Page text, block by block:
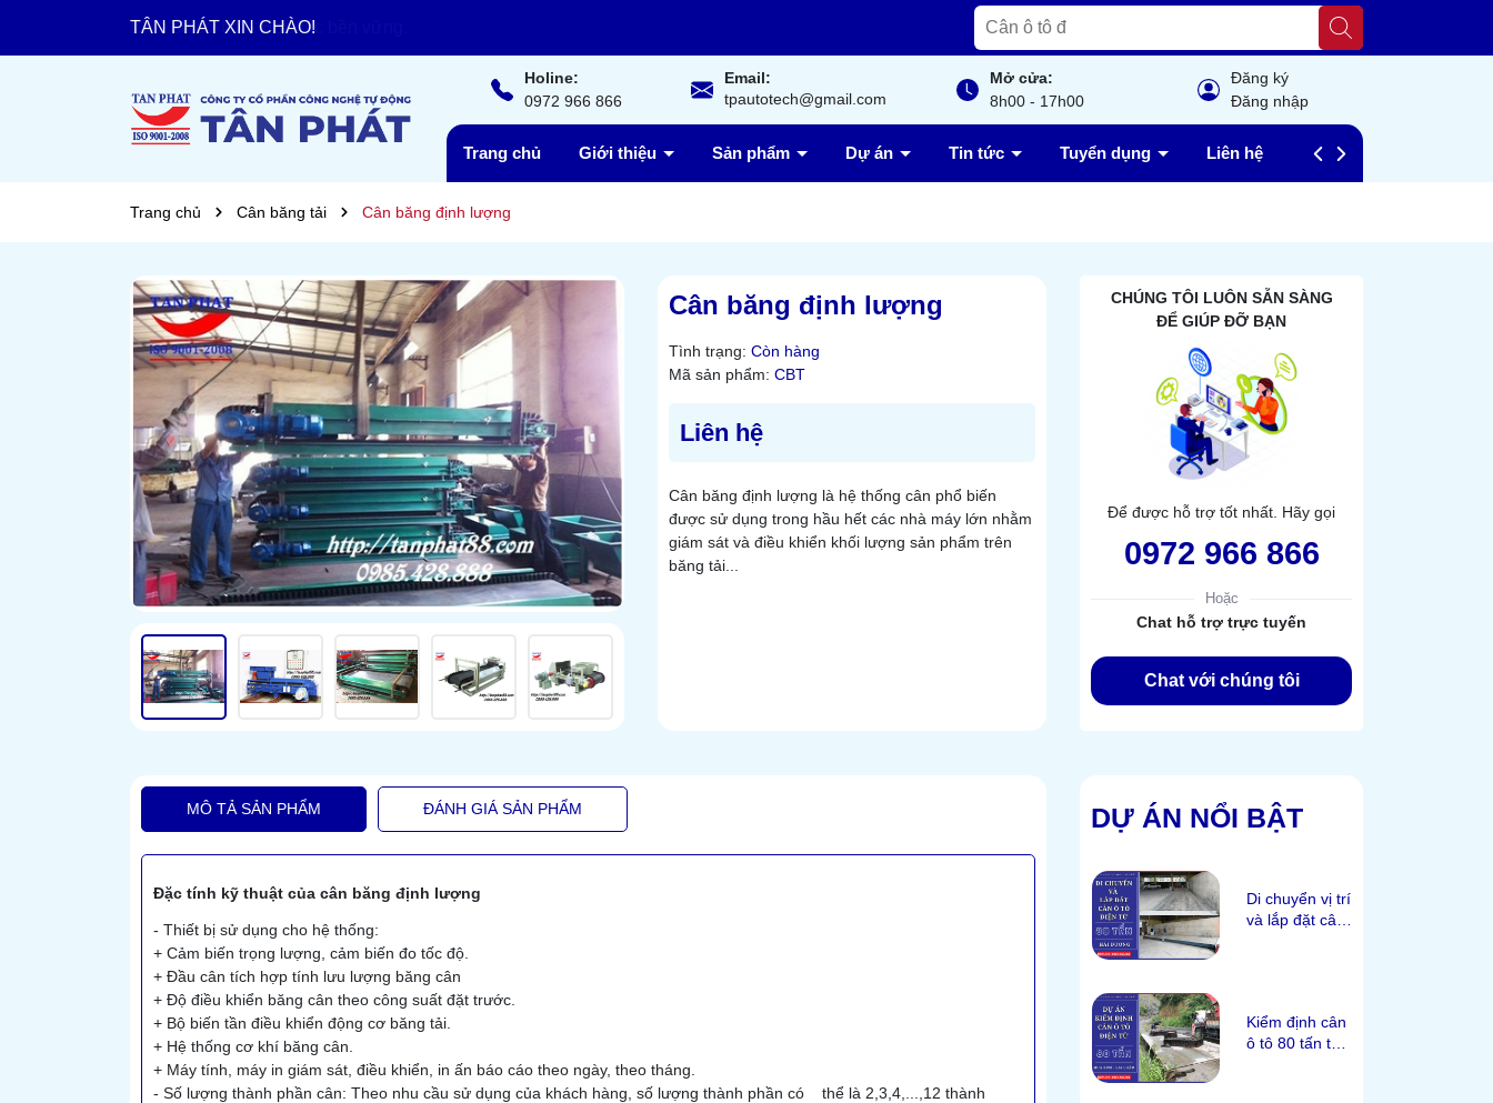
TÂN PHÁT XIN CHÀO!
Chia sẻ cơ hội - Hợp tác bền vững.
Holine:
0972 966 866
Email:
tpautotech@gmail.com
Mở cửa:
8h00 - 17h00
Đăng ký
Đăng nhập
Trang chủ Giới thiệu Sản phẩm Dự án Tin tức Tuyển dụng Liên hệ Câu hỏi thường gặp
Trang chủ Cân băng tải Cân băng định lượng
Cân băng định lượng
Tình trạng: Còn hàng
Mã sản phẩm: CBT
Liên hệ
Cân băng định lượng là hệ thống cân phổ biến
được sử dụng trong hầu hết các nhà máy lớn nhằm
giám sát và điều khiển khối lượng sản phẩm trên
băng tải...
CHÚNG TÔI LUÔN SẴN SÀNG
ĐỂ GIÚP ĐỠ BẠN
Để được hỗ trợ tốt nhất. Hãy gọi
0972 966 866
Hoặc
Chat hỗ trợ trực tuyến
Chat với chúng tôi
MÔ TẢ SẢN PHẨM ĐÁNH GIÁ SẢN PHẨM
Đặc tính kỹ thuật của cân băng định lượng
- Thiết bị sử dụng cho hệ thống:
+ Cảm biến trọng lượng, cảm biến đo tốc độ.
+ Đầu cân tích hợp tính lưu lượng băng cân
+ Độ điều khiển băng cân theo công suất đặt trước.
+ Bộ biến tần điều khiển động cơ băng tải.
+ Hệ thống cơ khí băng cân.
+ Máy tính, máy in giám sát, điều khiển, in ấn báo cáo theo ngày, theo tháng.
- Số lượng thành phần cân: Theo nhu cầu sử dụng của khách hàng, số lượng thành phần có thể là 2,3,4,...,12 thành
DỰ ÁN NỔI BẬT
Di chuyển vị trí
và lắp đặt cân
Kiểm định cân
ô tô 80 tấn tại